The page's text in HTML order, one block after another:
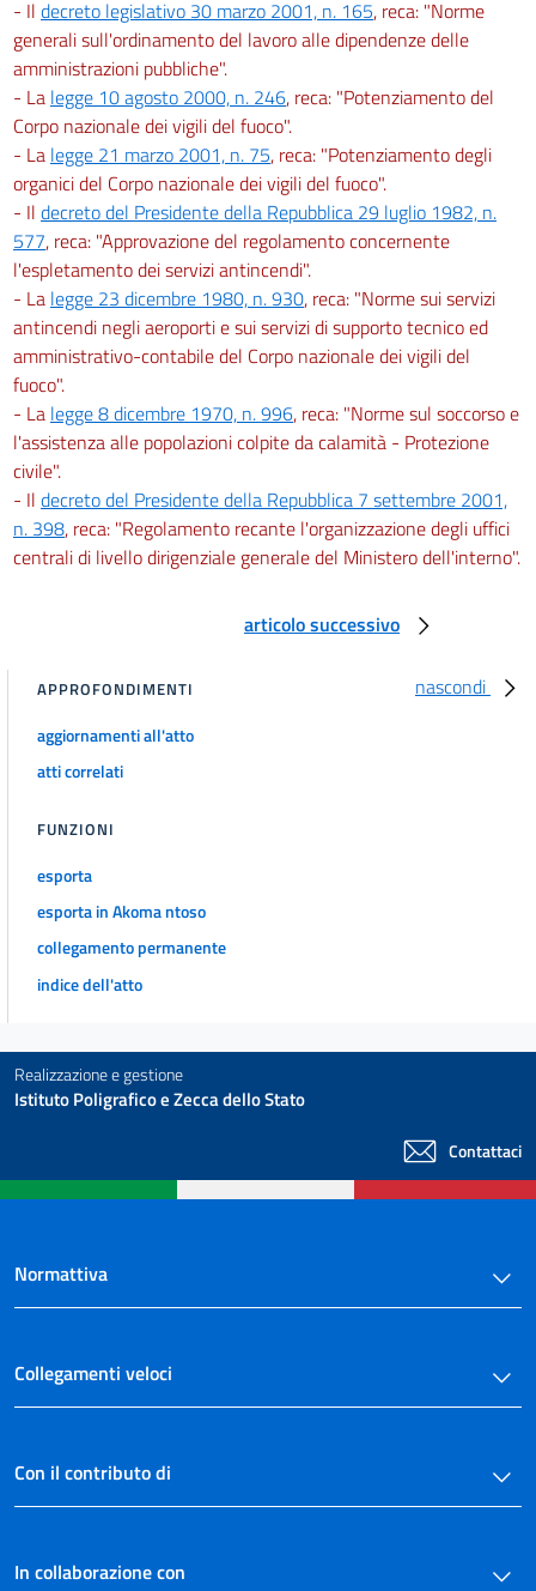
- Il decreto legislativo 30 marzo 2001, n. 165, reca: "Norme
generali sull'ordinamento del lavoro alle dipendenze delle
amministrazioni pubbliche".
- La legge 10 agosto 2000, n. 246, reca: "Potenziamento del
Corpo nazionale dei vigili del fuoco".
- La legge 21 marzo 2001, n. 75, reca: "Potenziamento degli
organici del Corpo nazionale dei vigili del fuoco".
- Il decreto del Presidente della Repubblica 29 luglio 1982, n.
577, reca: "Approvazione del regolamento concernente
l'espletamento dei servizi antincendi".
- La legge 23 dicembre 1980, n. 930, reca: "Norme sui servizi
antincendi negli aeroporti e sui servizi di supporto tecnico ed
amministrativo-contabile del Corpo nazionale dei vigili del
fuoco".
- La legge 8 dicembre 1970, n. 996, reca: "Norme sul soccorso e
l'assistenza alle popolazioni colpite da calamità - Protezione
civile".
- Il decreto del Presidente della Repubblica 7 settembre 2001,
n. 398, reca: "Regolamento recante l'organizzazione degli uffici
centrali di livello dirigenziale generale del Ministero dell'interno".
articolo successivo
nascondi
APPROFONDIMENTI
aggiornamenti all'atto
atti correlati
FUNZIONI
esporta
esporta in Akoma ntoso
collegamento permanente
indice dell'atto
Realizzazione e gestione
Istituto Poligrafico e Zecca dello Stato
Contattaci
Normattiva
Collegamenti veloci
Con il contributo di
In collaborazione con